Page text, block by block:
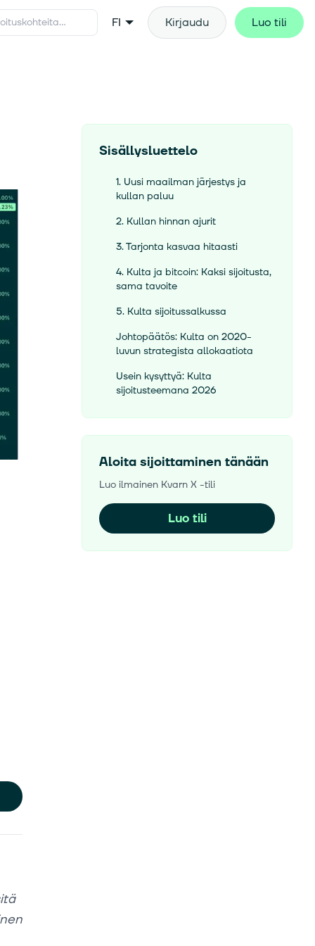
FI Kirjaudu Luo tili
Sisällysluettelo
1. Uusi maailman järjestys ja
kullan paluu
2. Kullan hinnan ajurit
3. Tarjonta kasvaa hitaasti
4. Kulta ja bitcoin: Kaksi sijoitusta,
sama tavoite
5. Kulta sijoitussalkussa
Johtopäätös: Kulta on 2020-
luvun strategista allokaatiota
Usein kysyttyä: Kulta
sijoitusteemana 2026
Aloita sijoittaminen tänään
Luo ilmainen Kvarn X -tili
Luo tili